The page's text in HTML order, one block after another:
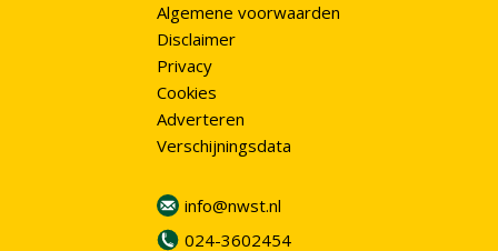
Algemene voorwaarden
Disclaimer
Privacy
Cookies
Adverteren
Verschijningsdata
info@nwst.nl
024-3602454